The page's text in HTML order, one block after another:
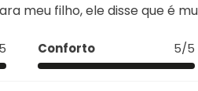
meu filho, ele disse que é
Conforto 5/5